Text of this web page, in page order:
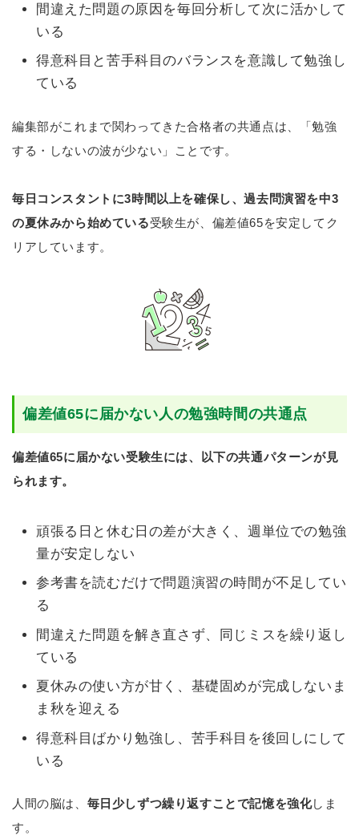
間違えた問題の原因を毎回分析して次に活かして
いる
得意科目と苦手科目のバランスを意識して勉強し
ている
編集部がこれまで関わってきた合格者の共通点は、「勉強
する・しないの波が少ない」ことです。
毎日コンスタントに3時間以上を確保し、過去問演習を中3
の夏休みから始めている受験生が、偏差値65を安定してク
リアしています。
偏差値65に届かない人の勉強時間の共通点
偏差値65に届かない受験生には、以下の共通パターンが見
られます。
頑張る日と休む日の差が大きく、週単位での勉強
量が安定しない
参考書を読むだけで問題演習の時間が不足してい
る
間違えた問題を解き直さず、同じミスを繰り返し
ている
夏休みの使い方が甘く、基礎固めが完成しないま
ま秋を迎える
得意科目ばかり勉強し、苦手科目を後回しにして
いる
人間の脳は、 毎日少しずつ繰り返すことで記憶を強化しま
す。